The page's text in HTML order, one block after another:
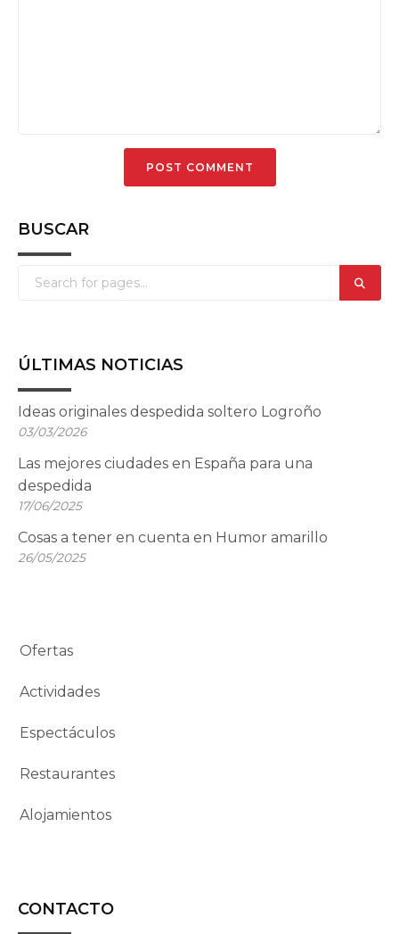
BUSCAR
ÚLTIMAS NOTICIAS
Ideas originales despedida soltero Logroño
03/03/2026
Las mejores ciudades en España para una
despedida
17/06/2025
Cosas a tener en cuenta en Humor amarillo
26/05/2025
Ofertas
Actividades
Espectáculos
Restaurantes
Alojamientos
CONTACTO